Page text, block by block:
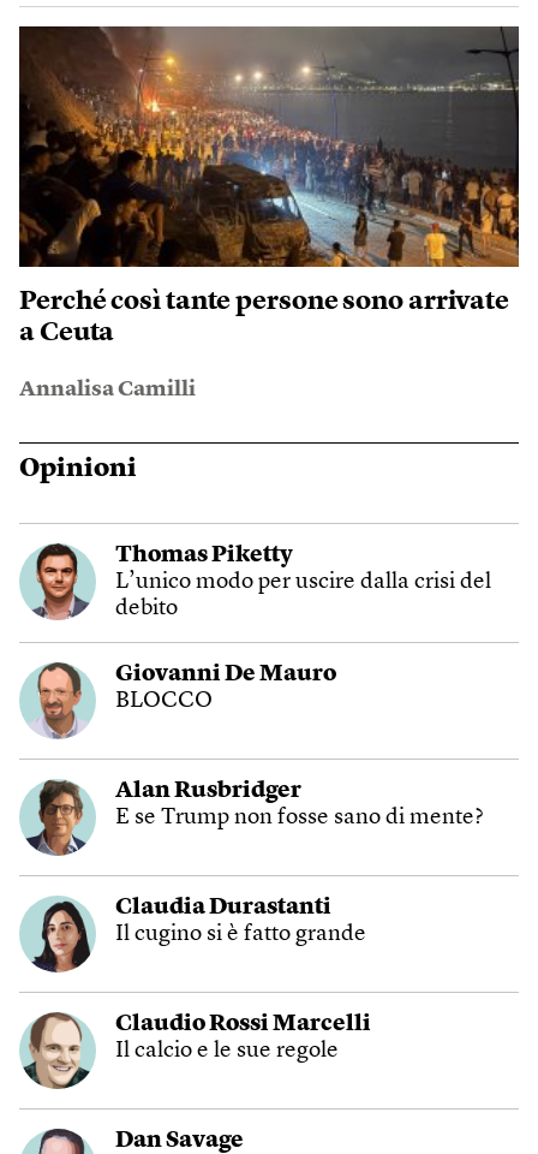
Perché così tante persone sono arrivate
a Ceuta
Annalisa Camilli
Opinioni
Thomas Piketty
L’unico modo per uscire dalla crisi del
debito
Giovanni De Mauro
BLOCCO
Alan Rusbridger
E se Trump non fosse sano di mente?
Claudia Durastanti
Il cugino si è fatto grande
Claudio Rossi Marcelli
Il calcio e le sue regole
Dan Savage